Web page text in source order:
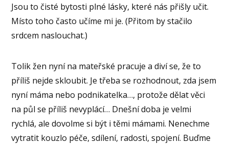
Jsou to čisté bytosti plné lásky, které nás přišly učit.
Místo toho často učíme mi je. (Přitom by stačilo
srdcem naslouchat.)
Tolik žen nyní na mateřské pracuje a diví se, že to
příliš nejde skloubit. Je třeba se rozhodnout, zda jsem
nyní máma nebo podnikatelka…, protože dělat věci
na půl se příliš nevyplácí… Dnešní doba je velmi
rychlá, ale dovolme si být i těmi mámami. Nenechme
vytratit kouzlo péče, sdílení, radosti, spojení. Buďme